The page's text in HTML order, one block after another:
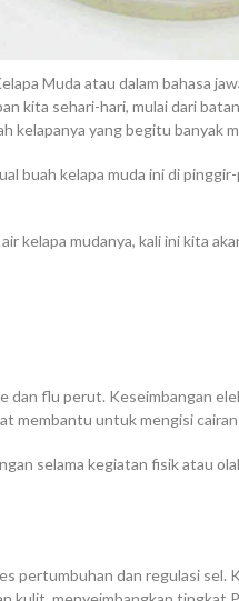
Muda atau dalam bahasa
sehari-hari, mulai dari
kelapanya yang begitu banyak
buah kelapa muda ini di
kelapa mudanya, kali ini kita
flu perut. Keseimbangan
membantu untuk mengisi
selama kegiatan fisik atau
pertumbuhan dan regulasi